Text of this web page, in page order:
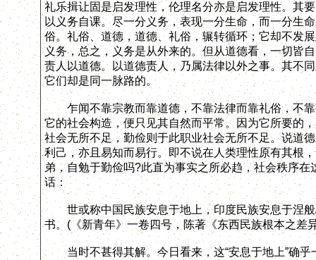
礼乐揖让固是启发理性，伦理名分亦是启发理性。其
以义务自课。尽一分义务，表现一分生命，而一分生
俗。礼俗、道德，道德、礼俗，辗转循环；它却不发
义务，总之，义务是从外来的。但从道德看，一切皆
责人以道德。以道德责人，乃属法律以外之事。其不
它们却是同一脉路的。
乍闻不靠宗教而靠道德，不靠法律而靠礼俗，不靠
它的社会构造，便只见其自然而平常。因为它所要的
社会无所不足，勤俭则于此职业社会无所不足。说道
利己，亦且易知而易行。即不说在人类理性原有其根
弟，自勉于勤俭吗?此直为事实之所必趋，社会秩序
话：
世或称中国民族安息于地上，印度民族安息于涅
书。(《新青年》一卷四号，陈著《东西民族根本之差
当时不甚得其解。今日看来，这“安息于地上”确乎